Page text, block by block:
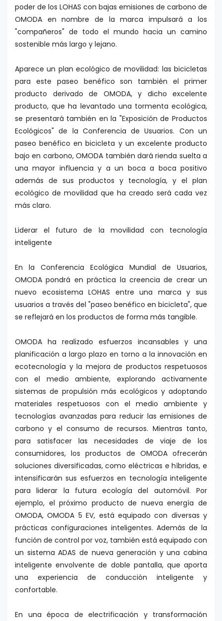
poder de los LOHAS con bajas emisiones de carbono de
OMODA en nombre de la marca impulsará a los
"compañeros" de todo el mundo hacia un camino
sostenible más largo y lejano.
Aparece un plan ecológico de movilidad: las bicicletas
para este paseo benéfico son también el primer
producto derivado de OMODA, y dicho excelente
producto, que ha levantado una tormenta ecológica,
se presentará también en la "Exposición de Productos
Ecológicos" de la Conferencia de Usuarios. Con un
paseo benéfico en bicicleta y un excelente producto
bajo en carbono, OMODA también dará rienda suelta a
una mayor influencia y a un boca a boca positivo
además de sus productos y tecnología, y el plan
ecológico de movilidad que ha creado será cada vez
más claro.
Liderar el futuro de la movilidad con tecnología
inteligente
En la Conferencia Ecológica Mundial de Usuarios,
OMODA pondrá en práctica la creencia de crear un
nuevo ecosistema LOHAS entre una marca y sus
usuarios a través del "paseo benéfico en bicicleta", que
se reflejará en los productos de forma más tangible.
OMODA ha realizado esfuerzos incansables y una
planificación a largo plazo en torno a la innovación en
ecotecnología y la mejora de productos respetuosos
con el medio ambiente, explorando activamente
sistemas de propulsión más ecológicos y adoptando
materiales respetuosos con el medio ambiente y
tecnologías avanzadas para reducir las emisiones de
carbono y el consumo de recursos. Mientras tanto,
para satisfacer las necesidades de viaje de los
consumidores, los productos de OMODA ofrecerán
soluciones diversificadas, como eléctricas e híbridas, e
intensificarán sus esfuerzos en tecnología inteligente
para liderar la futura ecología del automóvil. Por
ejemplo, el próximo producto de nueva energía de
OMODA, OMODA 5 EV, está equipado con diversas y
prácticas configuraciones inteligentes. Además de la
función de control por voz, también está equipado con
un sistema ADAS de nueva generación y una cabina
inteligente envolvente de doble pantalla, que aporta
una experiencia de conducción inteligente y
confortable.
En una época de electrificación y transformación